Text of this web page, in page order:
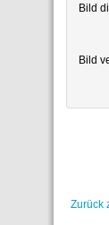
Bild
Bild
Zurück